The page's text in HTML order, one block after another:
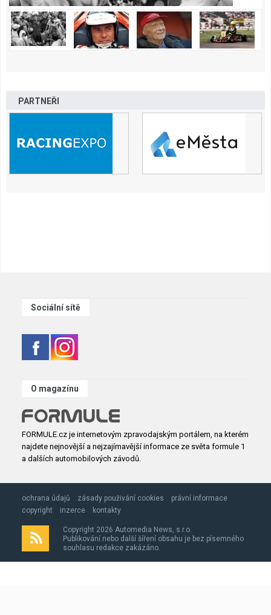
PARTNEŘI
Sociální sítě
O magazínu
FORMULE.cz je internetovým zpravodajským portálem, na kterém
najdete nejnovější a nejzajímavější informace ze světa formule 1
a dalších automobilových závodů.
ochrana údajů zásady použivání cookies
právní informace
copyright
inzerce kontakty
Copyright 2026 Automedia News, s.r.o.
Publikování nebo další šíření obsahu je bez písemného
souhlasu redakce zakázáno.